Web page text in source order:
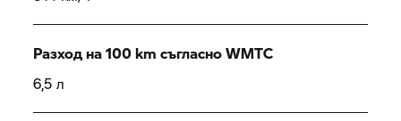
Разход на 100 km съгласно WMTC
6,5 л